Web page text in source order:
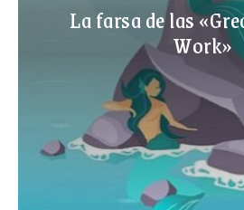
La farsa de las
Work»